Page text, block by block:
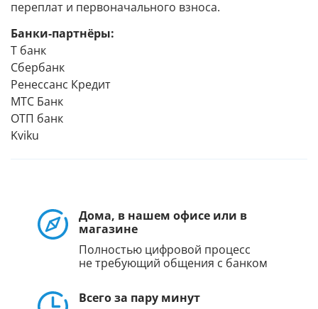
переплат и первоначального взноса.
Банки-партнёры:
Т банк
Сбербанк
Ренессанс Кредит
МТС Банк
ОТП банк
Kviku
Дома, в нашем офисе или в
магазине
Полностью цифровой процесс
не требующий общения с банком
Всего за пару минут